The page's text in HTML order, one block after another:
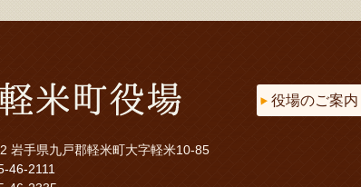
岩手県九戸郡軽米町大字軽米10-85
46-2111
役場のご案内